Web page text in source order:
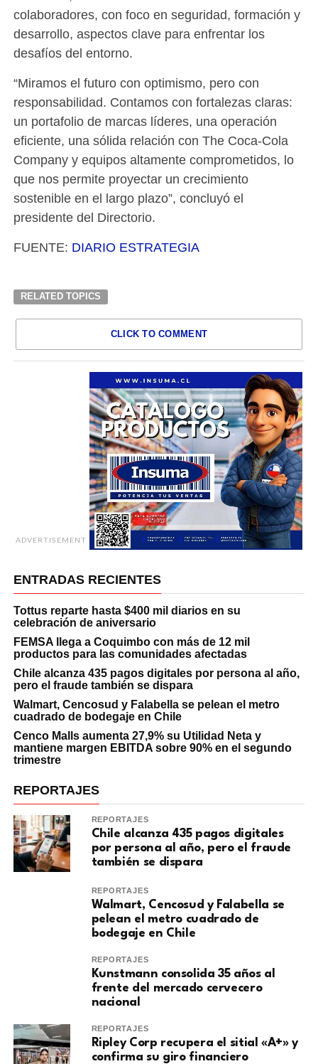
colaboradores, con foco en seguridad, formación y
desarrollo, aspectos clave para enfrentar los
desafíos del entorno.
“Miramos el futuro con optimismo, pero con
responsabilidad. Contamos con fortalezas claras:
un portafolio de marcas líderes, una operación
eficiente, una sólida relación con The Coca-Cola
Company y equipos altamente comprometidos, lo
que nos permite proyectar un crecimiento
sostenible en el largo plazo”, concluyó el
presidente del Directorio.
FUENTE: DIARIO ESTRATEGIA
RELATED TOPICS
CLICK TO COMMENT
ADVERTISEMENT
ENTRADAS RECIENTES
Tottus reparte hasta $400 mil diarios en su
celebración de aniversario
FEMSA llega a Coquimbo con más de 12 mil
productos para las comunidades afectadas
Chile alcanza 435 pagos digitales por persona al año,
pero el fraude también se dispara
Walmart, Cencosud y Falabella se pelean el metro
cuadrado de bodegaje en Chile
Cenco Malls aumenta 27,9% su Utilidad Neta y
mantiene margen EBITDA sobre 90% en el segundo
trimestre
REPORTAJES
REPORTAJES
Chile alcanza 435 pagos digitales
por persona al año, pero el fraude
también se dispara
REPORTAJES
Walmart, Cencosud y Falabella se
pelean el metro cuadrado de
bodegaje en Chile
REPORTAJES
Kunstmann consolida 35 años al
frente del mercado cervecero
nacional
REPORTAJES
Ripley Corp recupera el sitial «A+» y
confirma su giro financiero